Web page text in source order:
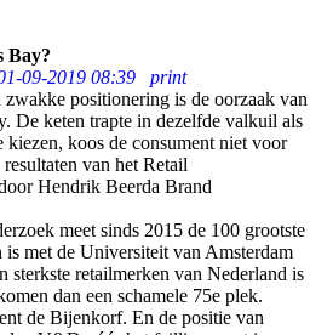
Bay?
09-2019 08:39
print
positionering is de oorzaak van
De keten trapte in dezelfde valkuil als
koos de consument niet voor
van het Retail
Hendrik Beerda Brand
meet sinds 2015 de 100 grootste
met de Universiteit van Amsterdam
retailmerken van Nederland is
dan een schamele 75e plek.
de Bijenkorf. En de positie van